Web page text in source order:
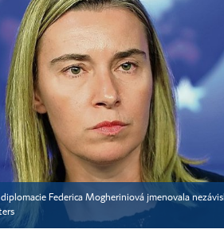
Federica Mogheriniová jmenovala